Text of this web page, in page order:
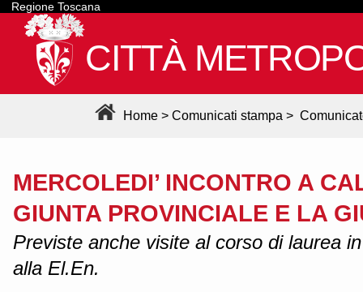
Regione Toscana
CITTÀ
Home > Comunicati stampa >
MERCOLEDI’ INCONTRO A
GIUNTA PROVINCIALE E LA
Previste anche visite al corso di laurea
alla El.En.